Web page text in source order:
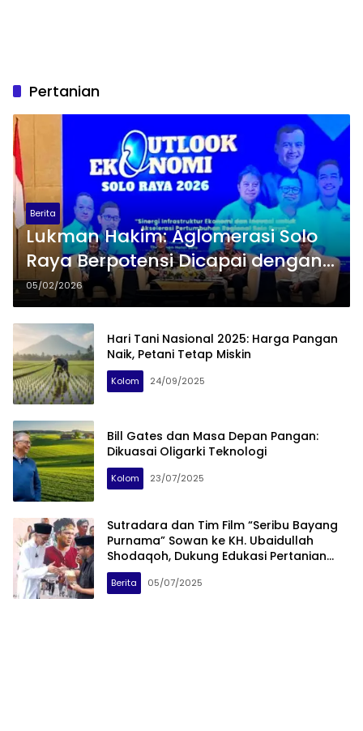
Pertanian
Berita
Lukman Hakim: Aglomerasi Solo
Raya Berpotensi Dicapai dengan
Penguatan Sektor Jasa
05/02/2026
Hari Tani Nasional 2025: Harga Pangan
Naik, Petani Tetap Miskin
Kolom 24/09/2025
Bill Gates dan Masa Depan Pangan:
Dikuasai Oligarki Teknologi
Kolom 23/07/2025
Sutradara dan Tim Film “Seribu Bayang
Purnama” Sowan ke KH. Ubaidullah
Shodaqoh, Dukung Edukasi Pertanian
Alami
Berita 05/07/2025